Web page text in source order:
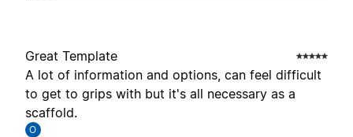
Great Template
A lot of information and options, can feel difficult
to get to grips with but it's all necessary as a
scaffold.
O